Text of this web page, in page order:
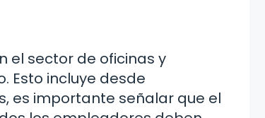
el sector de oficinas y
Esto incluye desde
es importante señalar que el